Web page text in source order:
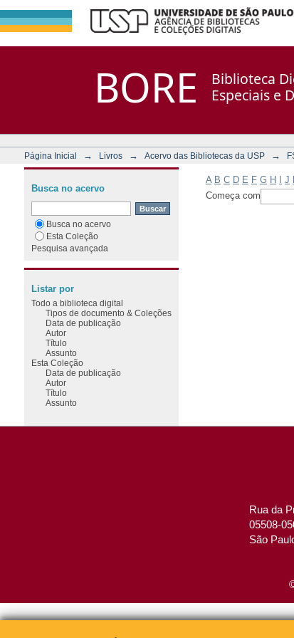
BORE
Biblioteca
Especiais e
Página Inicial → Livros → Acervo das Bibliotecas da USP →
A B C D E F G H J
Começa com
Busca no acervo
Busca no acervo
Esta Coleção
Pesquisa avançada
Listar por
Todo a biblioteca digital
Tipos de documento & Coleções
Data de publicação
Autor
Título
Assunto
Esta Coleção
Data de publicação
Autor
Título
Assunto
Rua da
05508-
São